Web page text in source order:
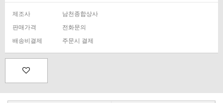
제조사
남천종합상사
판매가격
전화문의
배송비결제
주문시 결제